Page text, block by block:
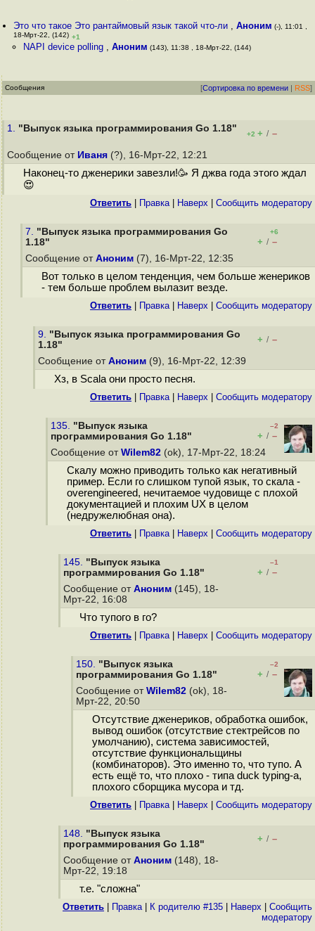
Это что такое Это рантаймовый язык такой что-ли ,Аноним (-), 11:01 ,
18-Мрт-22, (142) +1
NAPI device polling , Аноним (143), 11:38 , 18-Мрт-22, (144)
Сообщения [Сортировка по времени | RSS]
1. "Выпуск языка программирования Go 1.18"
+2 + / –
Сообщение от Иваня (?), 16-Мрт-22, 12:21
Наконец-то дженерики завезли!🥳 Я джва года этого ждал
😍
Ответить Правка| Наверх Cообщить модератору
7. "Выпуск языка программирования Go
1.18"
+6
+ / –
Сообщение от Аноним (7), 16-Мрт-22, 12:35
Вот только в целом тенденция, чем больше женериков
- тем больше проблем вылазит везде.
Ответить Правка| Наверх Cообщить модератору
9. "Выпуск языка программирования Go
1.18"
+ / –
Сообщение от Аноним (9), 16-Мрт-22, 12:39
Хз, в Scala они просто песня.
Ответить Правка| Наверх Cообщить модератору
135. "Выпуск языка
программирования Go 1.18"
–2
+ / –
Сообщение от Wilem82 (ok), 17-Мрт-22, 18:24
Скалу можно приводить только как негативный
пример. Если го слишком тупой язык, то скала -
overengineered, нечитаемое чудовище с плохой
документацией и плохим UX в целом
(недружелюбная она).
Ответить Правка| Наверх Cообщить модератору
145. "Выпуск языка
программирования Go 1.18"
–1
+ / –
Сообщение от Аноним (145), 18-
Мрт-22, 16:08
Что тупого в го?
Ответить Правка| Наверх Cообщить модератору
150. "Выпуск языка
программирования Go 1.18"
–2
+ / –
Сообщение от Wilem82 (ok), 18-
Мрт-22, 20:50
Отсутствие дженериков, обработка ошибок,
вывод ошибок (отсутствие стектрейсов по
умолчанию), система зависимостей,
отсутствие функциональщины
(комбинаторов). Это именно то, что тупо. А
есть ещё то, что плохо - типа duck typing-а,
плохого сборщика мусора и тд.
Ответить Правка| Наверх Cообщить модератору
148. "Выпуск языка
программирования Go 1.18"
+ / –
Сообщение от Аноним (148), 18-
Мрт-22, 19:18
т.е. "сложна"
Ответить Правка| К родителю #135 Наверх
Cообщить
модератору